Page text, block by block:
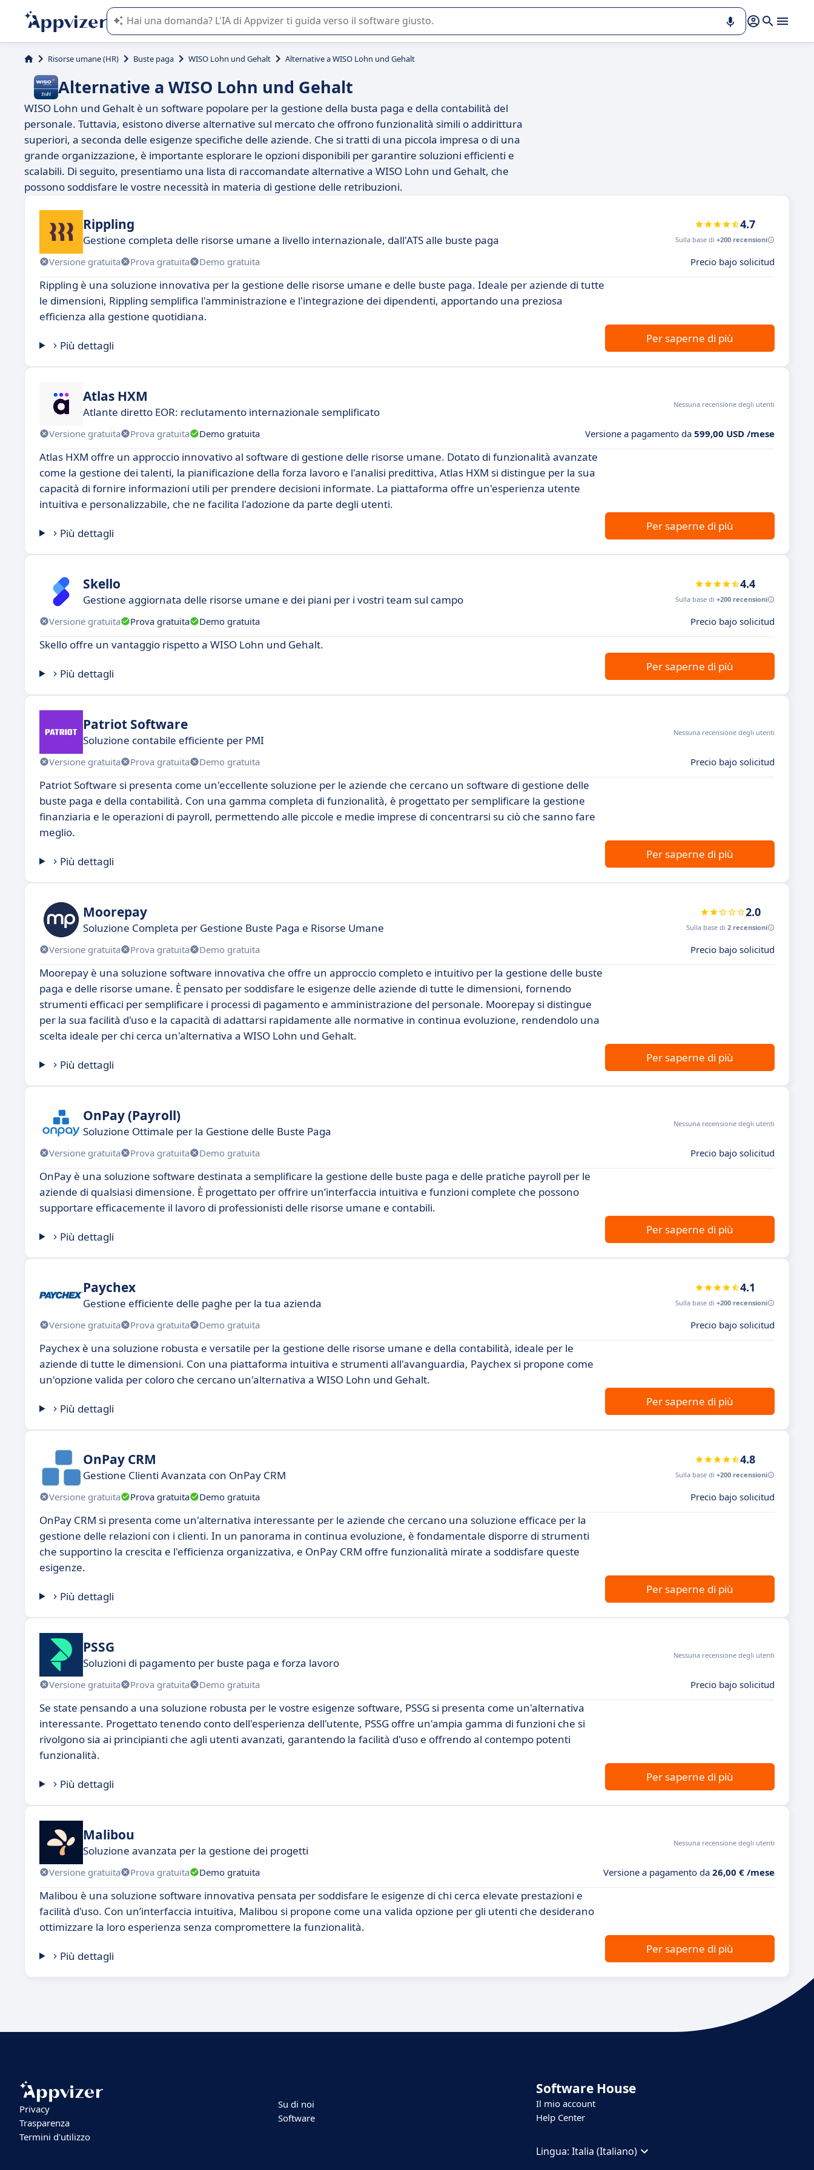
L'IA di Appvizer vi guida nell'utilizzo o nella scelta di un software SaaS per la vostra azienda.
Risorse umane (HR) Buste paga WISO Lohn und Gehalt Alternative a WISO Lohn und Gehalt
Alternative a WISO Lohn und Gehalt
WISO Lohn und Gehalt è un software popolare per la gestione della busta paga e della contabilità del
personale. Tuttavia, esistono diverse alternative sul mercato che offrono funzionalità simili o addirittura
superiori, a seconda delle esigenze specifiche delle aziende. Che si tratti di una piccola impresa o di una
grande organizzazione, è importante esplorare le opzioni disponibili per garantire soluzioni efficienti e
scalabili. Di seguito, presentiamo una lista di raccomandate alternative a WISO Lohn und Gehalt, che
possono soddisfare le vostre necessità in materia di gestione delle retribuzioni.
Rippling
Gestione completa delle risorse umane a livello internazionale, dall'ATS alle buste paga
4.7
Sulla base di +200 recensioni
Versione gratuita Prova gratuita Demo gratuita Precio bajo solicitud
Rippling è una soluzione innovativa per la gestione delle risorse umane e delle buste paga. Ideale per aziende di tutte
le dimensioni, Rippling semplifica l'amministrazione e l'integrazione dei dipendenti, apportando una preziosa
efficienza alla gestione quotidiana.
Più dettagli
Per saperne di più
Atlas HXM
Atlante diretto EOR: reclutamento internazionale semplificato
Nessuna recensione degli utenti
Versione gratuita Prova gratuita Demo gratuita Versione a pagamento da 599,00 USD /mese
Atlas HXM offre un approccio innovativo al software di gestione delle risorse umane. Dotato di funzionalità avanzate
come la gestione dei talenti, la pianificazione della forza lavoro e l'analisi predittiva, Atlas HXM si distingue per la sua
capacità di fornire informazioni utili per prendere decisioni informate. La piattaforma offre un'esperienza utente
intuitiva e personalizzabile, che ne facilita l'adozione da parte degli utenti.
Più dettagli
Per saperne di più
Skello
Gestione aggiornata delle risorse umane e dei piani per i vostri team sul campo
4.4
Sulla base di +200 recensioni
Versione gratuita Prova gratuita Demo gratuita Precio bajo solicitud
Skello offre un vantaggio rispetto a WISO Lohn und Gehalt.
Più dettagli
Per saperne di più
Patriot Software
Soluzione contabile efficiente per PMI
Nessuna recensione degli utenti
Versione gratuita Prova gratuita Demo gratuita Precio bajo solicitud
Patriot Software si presenta come un'eccellente soluzione per le aziende che cercano un software di gestione delle
buste paga e della contabilità. Con una gamma completa di funzionalità, è progettato per semplificare la gestione
finanziaria e le operazioni di payroll, permettendo alle piccole e medie imprese di concentrarsi su ciò che sanno fare
meglio.
Più dettagli
Per saperne di più
Moorepay
Soluzione Completa per Gestione Buste Paga e Risorse Umane
2.0
Sulla base di 2 recensioni
Versione gratuita Prova gratuita Demo gratuita Precio bajo solicitud
Moorepay è una soluzione software innovativa che offre un approccio completo e intuitivo per la gestione delle buste
paga e delle risorse umane. È pensato per soddisfare le esigenze delle aziende di tutte le dimensioni, fornendo
strumenti efficaci per semplificare i processi di pagamento e amministrazione del personale. Moorepay si distingue
per la sua facilità d'uso e la capacità di adattarsi rapidamente alle normative in continua evoluzione, rendendolo una
scelta ideale per chi cerca un'alternativa a WISO Lohn und Gehalt.
Più dettagli
Per saperne di più
OnPay (Payroll)
Soluzione Ottimale per la Gestione delle Buste Paga
Nessuna recensione degli utenti
Versione gratuita Prova gratuita Demo gratuita Precio bajo solicitud
OnPay è una soluzione software destinata a semplificare la gestione delle buste paga e delle pratiche payroll per le
aziende di qualsiasi dimensione. È progettato per offrire un’interfaccia intuitiva e funzioni complete che possono
supportare efficacemente il lavoro di professionisti delle risorse umane e contabili.
Più dettagli
Per saperne di più
Paychex
Gestione efficiente delle paghe per la tua azienda
4.1
Sulla base di +200 recensioni
Versione gratuita Prova gratuita Demo gratuita Precio bajo solicitud
Paychex è una soluzione robusta e versatile per la gestione delle risorse umane e della contabilità, ideale per le
aziende di tutte le dimensioni. Con una piattaforma intuitiva e strumenti all'avanguardia, Paychex si propone come
un'opzione valida per coloro che cercano un'alternativa a WISO Lohn und Gehalt.
Più dettagli
Per saperne di più
OnPay CRM
Gestione Clienti Avanzata con OnPay CRM
4.8
Sulla base di +200 recensioni
Versione gratuita Prova gratuita Demo gratuita Precio bajo solicitud
OnPay CRM si presenta come un'alternativa interessante per le aziende che cercano una soluzione efficace per la
gestione delle relazioni con i clienti. In un panorama in continua evoluzione, è fondamentale disporre di strumenti
che supportino la crescita e l'efficienza organizzativa, e OnPay CRM offre funzionalità mirate a soddisfare queste
esigenze.
Più dettagli
Per saperne di più
PSSG
Soluzioni di pagamento per buste paga e forza lavoro
Nessuna recensione degli utenti
Versione gratuita Prova gratuita Demo gratuita Precio bajo solicitud
Se state pensando a una soluzione robusta per le vostre esigenze software, PSSG si presenta come un'alternativa
interessante. Progettato tenendo conto dell'esperienza dell'utente, PSSG offre un'ampia gamma di funzioni che si
rivolgono sia ai principianti che agli utenti avanzati, garantendo la facilità d'uso e offrendo al contempo potenti
funzionalità.
Più dettagli
Per saperne di più
Malibou
Soluzione avanzata per la gestione dei progetti
Nessuna recensione degli utenti
Versione gratuita Prova gratuita Demo gratuita Versione a pagamento da 26,00 € /mese
Malibou è una soluzione software innovativa pensata per soddisfare le esigenze di chi cerca elevate prestazioni e
facilità d'uso. Con un’interfaccia intuitiva, Malibou si propone come una valida opzione per gli utenti che desiderano
ottimizzare la loro esperienza senza compromettere la funzionalità.
Più dettagli
Per saperne di più
Privacy
Trasparenza
Termini d'utilizzo
Su di noi
Software
Software House
Il mio account
Help Center
Lingua:Italia (Italiano)